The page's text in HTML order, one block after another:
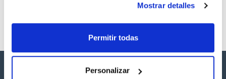
Mostrar detalles
Permitir todas
Personalizar